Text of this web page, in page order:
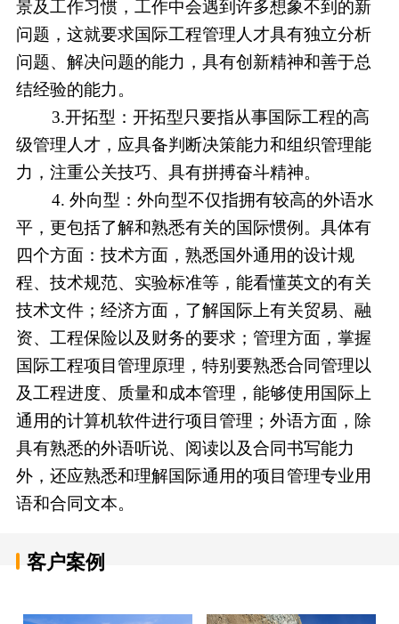
景及工作习惯，工作中会遇到许多想象不到的新
问题，这就要求国际工程管理人才具有独立分析
问题、解决问题的能力，具有创新精神和善于总
结经验的能力。
3.开拓型：开拓型只要指从事国际工程的高
级管理人才，应具备判断决策能力和组织管理能
力，注重公关技巧、具有拼搏奋斗精神。
4. 外向型：外向型不仅指拥有较高的外语水
平，更包括了解和熟悉有关的国际惯例。具体有
四个方面：技术方面，熟悉国外通用的设计规
程、技术规范、实验标准等，能看懂英文的有关
技术文件；经济方面，了解国际上有关贸易、融
资、工程保险以及财务的要求；管理方面，掌握
国际工程项目管理原理，特别要熟悉合同管理以
及工程进度、质量和成本管理，能够使用国际上
通用的计算机软件进行项目管理；外语方面，除
具有熟悉的外语听说、阅读以及合同书写能力
外，还应熟悉和理解国际通用的项目管理专业用
语和合同文本。
客户案例